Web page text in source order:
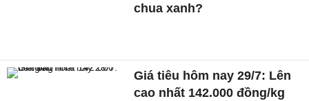
chua xanh?
Giá tiêu hôm nay 29/7: Lên
cao nhất 142.000 đồng/kg